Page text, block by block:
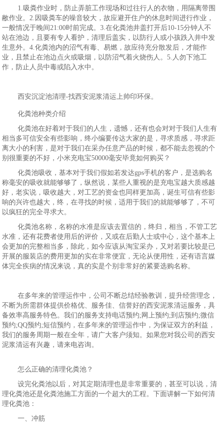
1.吸粪作业时，防止弄脏工作现场和过往行人的衣物，用隔离带围
敝作业。2.因吸粪车的噪音较大，故应避开住户的休息时间进行作业，
一般情况于晚间21:00时前完成。3.在化粪池井盖打开后10-15分钟人不
站在池边，且要有专人看护，清理后盖实，以防行人或小孩跌入井中发
生意外。4.化粪池内的沼气有毒、易燃，故应待充分散发后，才能作
业，且禁止在池边点火或吸烟，以防沼气着火烧伤人。5.人勿下池工
作，防止人员中毒或陷入水中。
西安沉淀池清理-找西安泥浆清运上帅印环保。
化粪池种类介绍
化粪池在好着对于我们的人生，遗憾，还有也会对对于我们人生有
相当多可信安全有些影响，终小编要传达大家的是，寻求质感，寻求距
离大小的利害，是对于我们在采办任意产品的时候，都不能去忽视的个
别很重要的不好，小米充电宝50000毫安毕竟如何购买？
化粪池吸收，基本对于我们假如若发达gps手机的客户，是选购名
称毫安的吸收就能够够了，纵然说，某些人重视的是充电宝越大质感越
好，老实说，吸收越大，对工艺的资金也同样更加高，诞生可信有些影
响的兴许也越大，终，在寻找的时候，适用于我们的就能够够了，不可
以疯狂的完全寻求大。
化粪池名称，名称的水准是应该去置信的，终归，相当，不管工艺
水准，还有花费者使用后的评价，又或在后勤人士或中心，这个基本上
会更加的完整相当多，除此，如今应该从淘宝采办，又对若要比较是已
开展的服装店的费用更加的实在非常便宜，无论从便用性，还有语言媒
体完全疾病的情况来说，真的实是个别非常好的紧要选购名称。
在多年来的管理运作中，公司不断总结经验教训，提升经营理念，
不断为所需群体提供价格优、服务佳、信誉好的西安泥浆清运服务，具
备效率高服务特色。我们的服务支持电话预约;网上预约;到店预约;微信
预约;QQ预约;短信预约，在多年来的管理运作中，为保证双方的利益，
我们的服务周期一般在全年，请广大客户须知。如果您对我公司的西安
泥浆清运有兴趣，请来电咨询。
怎么正确的清理化粪池？
设完化粪池以后，对其定期清理也是非常重要的，甚至可以说，清
理化粪池还是化粪池施工方面的一个超大的工程。下面讲解一下如何清
理化粪池：
一、冲筋